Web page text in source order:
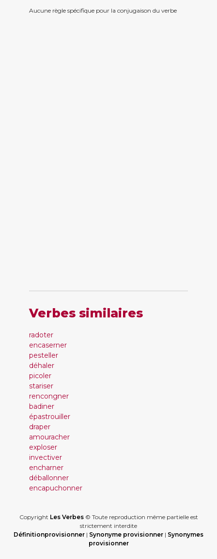
Aucune règle spécifique pour la conjugaison du verbe
Verbes similaires
radoter
encaserner
pesteller
déhaler
picoler
stariser
rencongner
badiner
épastrouiller
draper
amouracher
exploser
invectiver
encharner
déballonner
encapuchonner
Copyright Les Verbes© Toute reproduction même partielle est
strictement interdite
Définitionprovisionner | Synonyme provisionner | Synonymes
provisionner